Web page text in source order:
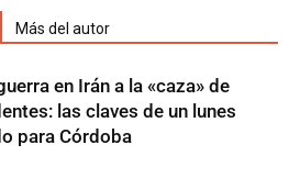
Más del autor
en Irán a la «caza» de
las claves de un lunes
para Córdoba